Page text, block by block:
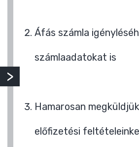
Áfás számla
számlaadatokat is
Hamarosan
előfizetési